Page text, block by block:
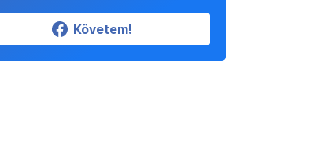
Követem!